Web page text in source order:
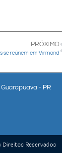
PRÓXIMO
se reúnem em Virmond
- PR
Direitos Reservados